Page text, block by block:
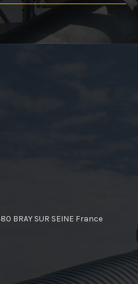
BRAY SUR SEINE France